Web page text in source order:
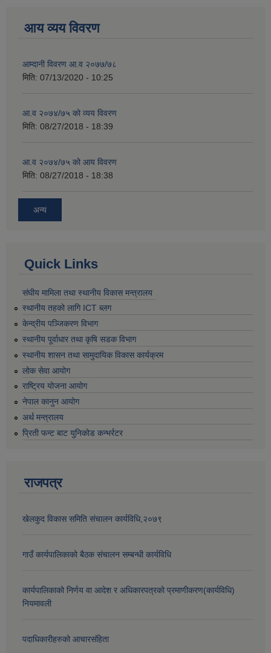
आय व्यय विवरण
आम्दानी विवरण आ.व २०७७/७८
मिति: 07/13/2020 - 10:25
आ.व २०७४/७५ को व्यय विवरण
मिति: 08/27/2018 - 18:39
आ.व २०७४/७५ को आय विवरण
मिति: 08/27/2018 - 18:38
अन्य
Quick Links
संघीय मामिला तथा स्थानीय विकास मन्त्रालय
स्थानीय तहको लागि ICT ब्लग
केन्द्रीय पञ्जिकरण विभाग
स्थानीय पूर्वाधार तथा कृषि सडक विभाग
स्थानीय शासन तथा सामुदायिक विकास कार्यक्रम
लोक सेवा आयोग
राष्ट्रिय योजना आयोग
नेपाल कानुन आयोग
अर्थ मन्त्रालय
प्रिती फन्ट बाट युनिकोड कन्भर्रटर
राजपत्र
खेलकुद विकास समिति संचालन कार्यविधि,२०७९
गाउँ कार्यपालिकाको बैठक संचालन सम्बन्धी कार्यविधि
कार्यपालिकाको निर्णय वा आदेश र अधिकारपत्रको प्रमाणीकरण(कार्यविधि)
नियमावली
पदाधिकारीहरुको आचारसंहिता